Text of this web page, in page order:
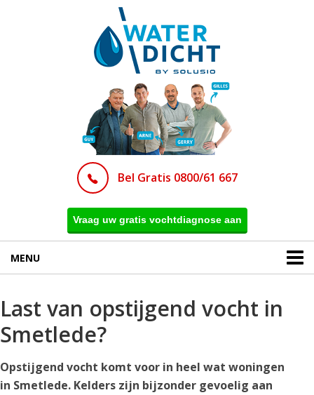
Bel Gratis 0800/61 667
Vraag uw gratis vochtdiagnose aan
MENU
Last van opstijgend vocht in
Smetlede?
Opstijgend vocht komt voor in heel wat woningen
in Smetlede. Kelders zijn bijzonder gevoelig aan